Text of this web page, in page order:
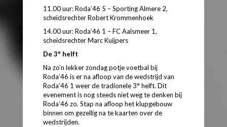
11.00 uur: Roda’46 5 – Sporting Almere 2,
scheidsrechter Robert Krommenhoek
14.00 uur: Roda’46 1 – FC Aalsmeer 1,
scheidsrechter Marc Kuijpers
De 3e helft
Na zo’n lekker zondag potje voetbal bij
Roda’46 is er na afloop van de wedstrijd van
Roda’46 1 weer de tradionele 3e helft. Dit
evenement is nog steeds niet weg te denken bij
Roda’46 zo. Stap na afloop het klupgebouw
binnen om gezellig na te kaarten over de
wedstrijden.